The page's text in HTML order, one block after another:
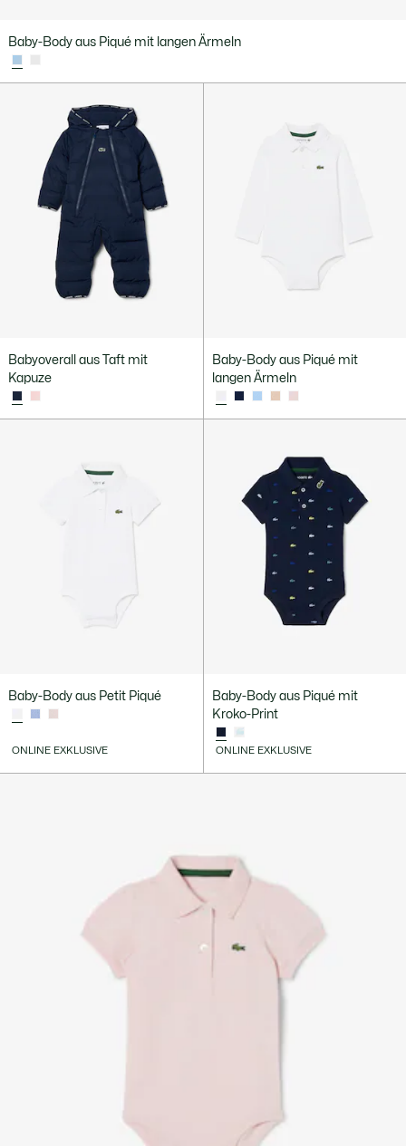
Baby-Body aus Piqué mit langen Ärmeln
Babyoverall aus Taft mit
Kapuze
Baby-Body aus Piqué mit
langen Ärmeln
Baby-Body aus Petit Piqué
ONLINE EXKLUSIVE
Baby-Body aus Piqué mit
Kroko-Print
ONLINE EXKLUSIVE